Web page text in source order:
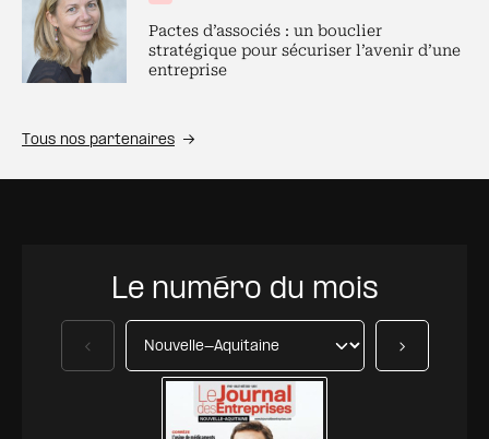
Pactes d’associés : un bouclier
stratégique pour sécuriser l’avenir d’une
entreprise
Tous nos partenaires
Le numéro du mois
Précédent Suivant